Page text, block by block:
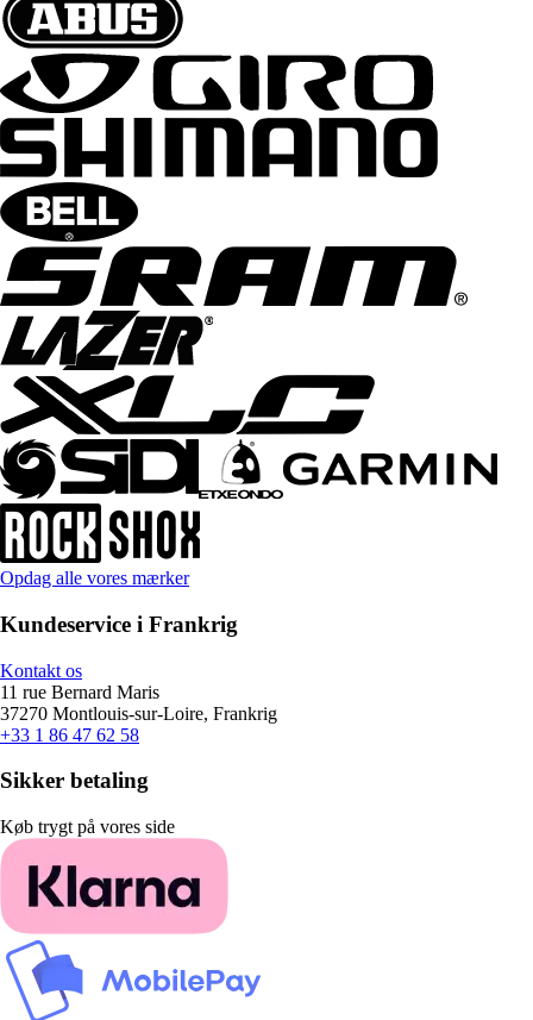
Opdag alle vores mærker
Kundeservice i Frankrig
Kontakt os
11 rue Bernard Maris
37270 Montlouis-sur-Loire, Frankrig
+33 1 86 47 62 58
Sikker betaling
Køb trygt på vores side